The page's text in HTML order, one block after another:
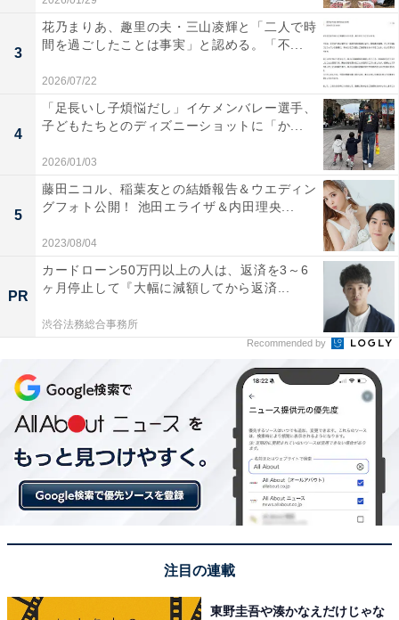
3
花乃まりあ、趣里の夫・三山凌輝と「二人で時
間を過ごしたことは事実」と認める。「不...
2026/07/22
4
「足長いし子煩悩だし」イケメンバレー選手、
子どもたちとのディズニーショットに「か...
2026/01/03
5
藤田ニコル、稲葉友との結婚報告＆ウエディン
グフォト公開！ 池田エライザ＆内田理央...
2023/08/04
PR
カードローン50万円以上の人は、返済を3～6
ヶ月停止して『大幅に減額してから返済...
渋谷法務総合事務所
Recommended by
注目の連載
東野圭吾や湊かなえだけじゃな